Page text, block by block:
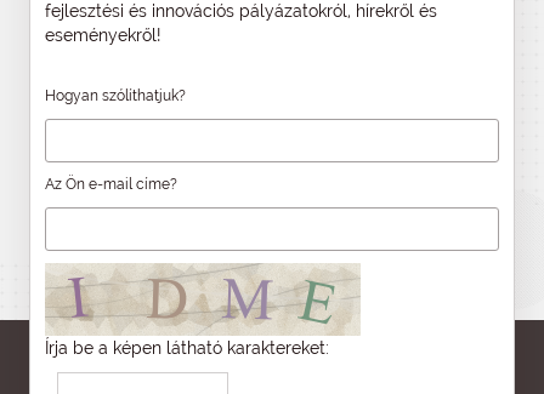
fejlesztési és innovációs pályázatokról, hírekről és
eseményekről!
Hogyan szólíthatjuk?
Az Ön e-mail címe?
Írja be a képen látható karaktereket: